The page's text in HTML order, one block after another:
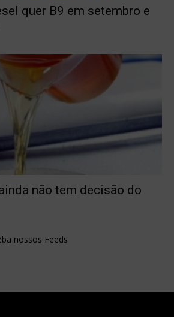
quer B9 em setembro e
não tem decisão do
nossos Feeds